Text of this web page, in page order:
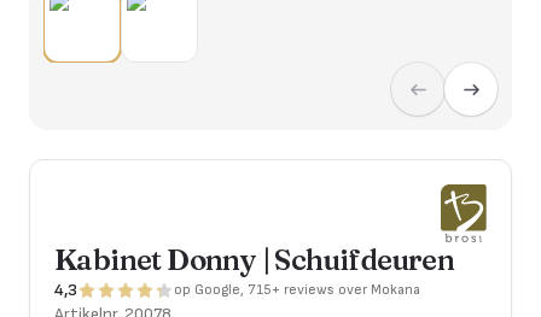
Kabinet Donny | Schuifdeuren
4,3 op Google, 715+ reviews over Mokana